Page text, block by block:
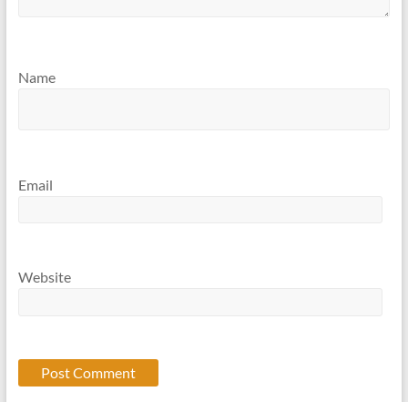
Name
Email
Website